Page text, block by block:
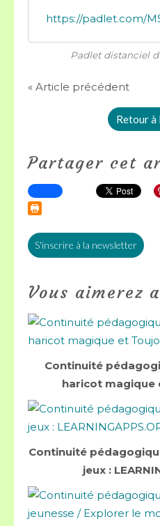
Padlet distanciel
« Article précédent
Retour à
Partager cet
S'inscrire à la newsletter
Vous aimerez
Continuité
haricot magique
Continuité
jeux :